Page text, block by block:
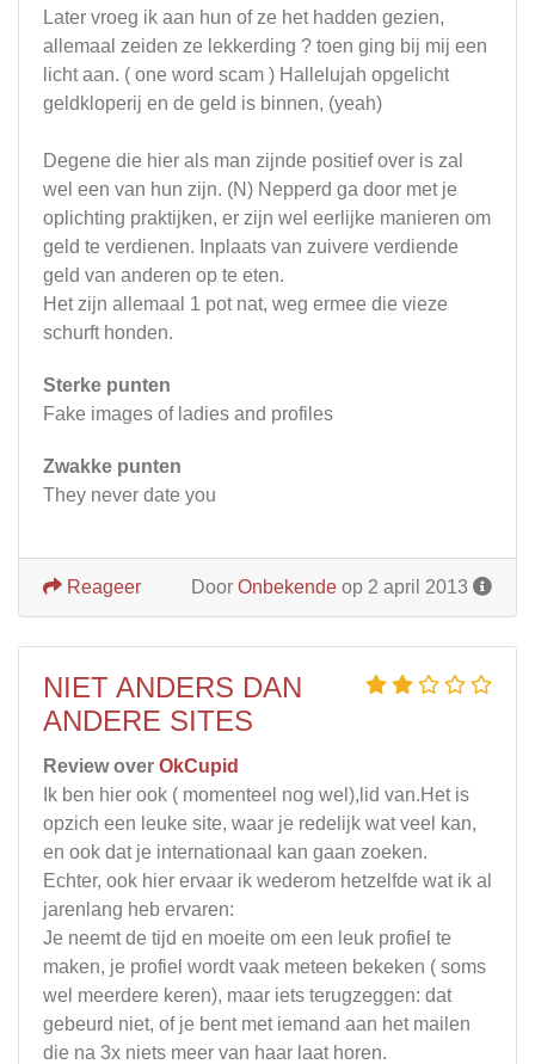
Later vroeg ik aan hun of ze het hadden gezien,
allemaal zeiden ze lekkerding ? toen ging bij mij een
licht aan. ( one word scam ) Hallelujah opgelicht
geldkloperij en de geld is binnen, (yeah)
Degene die hier als man zijnde positief over is zal
wel een van hun zijn. (N) Nepperd ga door met je
oplichting praktijken, er zijn wel eerlijke manieren om
geld te verdienen. Inplaats van zuivere verdiende
geld van anderen op te eten.
Het zijn allemaal 1 pot nat, weg ermee die vieze
schurft honden.
Sterke punten
Fake images of ladies and profiles
Zwakke punten
They never date you
Door Onbekende op 2 april 2013
Reageer
NIET ANDERS DAN
ANDERE SITES
Review over OkCupid
Ik ben hier ook ( momenteel nog wel),lid van.Het is
opzich een leuke site, waar je redelijk wat veel kan,
en ook dat je internationaal kan gaan zoeken.
Echter, ook hier ervaar ik wederom hetzelfde wat ik al
jarenlang heb ervaren:
Je neemt de tijd en moeite om een leuk profiel te
maken, je profiel wordt vaak meteen bekeken ( soms
wel meerdere keren), maar iets terugzeggen: dat
gebeurd niet, of je bent met iemand aan het mailen
die na 3x niets meer van haar laat horen.